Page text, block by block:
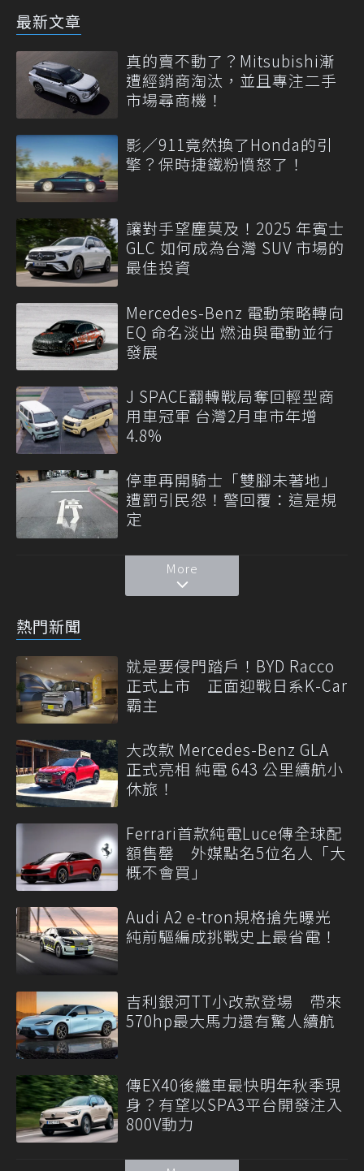
最新文章
真的賣不動了？Mitsubishi漸
遭經銷商淘汰，並且專注二手
市場尋商機！
影／911竟然換了Honda的引
擎？保時捷鐵粉憤怒了！
讓對手望塵莫及！2025 年賓士
GLC 如何成為台灣 SUV 市場的
最佳投資
Mercedes-Benz 電動策略轉向
EQ 命名淡出 燃油與電動並行
發展
J SPACE翻轉戰局奪回輕型商
用車冠軍 台灣2月車市年增
4.8%
停車再開騎士「雙腳未著地」
遭罰引民怨！警回覆：這是規
定
More
熱門新聞
就是要侵門踏戶！BYD Racco
正式上市 正面迎戰日系K-Car
霸主
大改款 Mercedes-Benz GLA
正式亮相 純電 643 公里續航小
休旅！
Ferrari首款純電Luce傳全球配
額售罄 外媒點名5位名人「大
概不會買」
Audi A2 e-tron規格搶先曝光
純前驅編成挑戰史上最省電！
吉利銀河TT小改款登場 帶來
570hp最大馬力還有驚人續航
傳EX40後繼車最快明年秋季現
身？有望以SPA3平台開發注入
800V動力